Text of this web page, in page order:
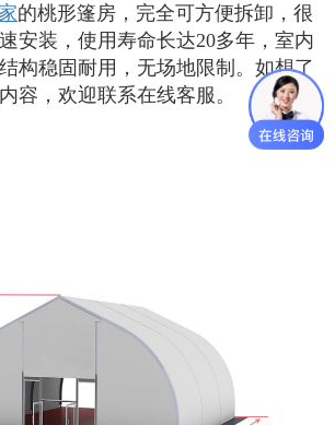
的桃形篷房，完全可方便拆卸，很
安装，使用寿命长达20多年，室内
构稳固耐用，无场地限制。如想了
容，欢迎联系在线客服。